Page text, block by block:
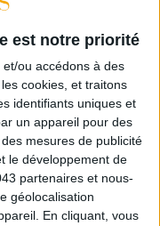
est notre priorité
et/ou accédons à des
cookies, et traitons
identifiants uniques et
un appareil pour des
mesures de publicité
le développement de
partenaires et nous-
géolocalisation
En cliquant, vous
IN PARIS